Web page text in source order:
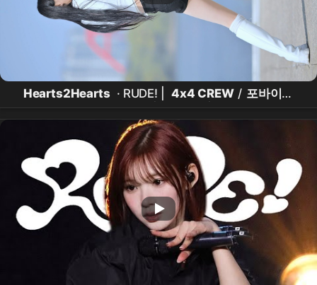
Hearts2Hearts · RUDE! | 4x4 CREW / 포바이포
서연 뒤태 직캠 | 260328 | 4K60p